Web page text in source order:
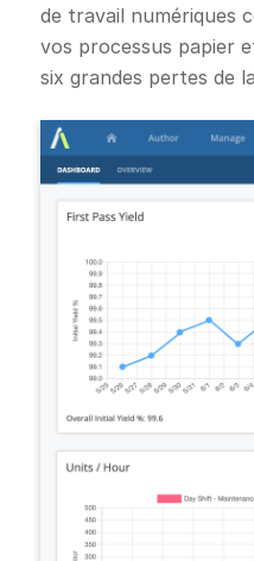
de travail numériques
vos processus papier
six grandes pertes de